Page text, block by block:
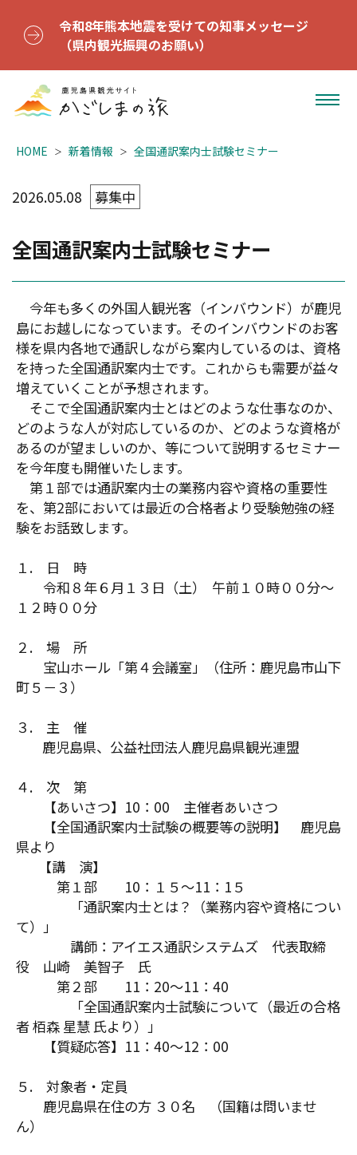
令和8年熊本地震を受けての知事メッセージ
（県内観光振興のお願い）
HOME 新着情報 全国通訳案内士試験セミナー
2026.05.08 募集中
全国通訳案内士試験セミナー
今年も多くの外国人観光客（インバウンド）が鹿児
島にお越しになっています。そのインバウンドのお客
様を県内各地で通訳しながら案内しているのは、資格
を持った全国通訳案内士です。これからも需要が益々
増えていくことが予想されます。
そこで全国通訳案内士とはどのような仕事なのか、
どのような人が対応しているのか、どのような資格が
あるのが望ましいのか、等について説明するセミナー
を今年度も開催いたします。
第１部では通訳案内士の業務内容や資格の重要性
を、第2部においては最近の合格者より受験勉強の経
験をお話致します。
１. 日 時
令和８年６月１３日（土） 午前１０時００分～
１２時００分
２. 場 所
宝山ホール「第４会議室」（住所：鹿児島市山下
町５－３）
３. 主 催
鹿児島県、公益社団法人鹿児島県観光連盟
４. 次 第
【あいさつ】10：00 主催者あいさつ
【全国通訳案内士試験の概要等の説明】 鹿児島
県より
【講 演】
第１部 10：１５～11：1５
「通訳案内士とは？（業務内容や資格につい
て）」
講師：アイエス通訳システムズ 代表取締
役 山崎 美智子 氏
第２部 11：20～11：40
「全国通訳案内士試験について（最近の合格
者 栢森 星慧 氏より）」
【質疑応答】11：40～12：00
５. 対象者・定員
鹿児島県在住の方 ３０名 （国籍は問いませ
ん）